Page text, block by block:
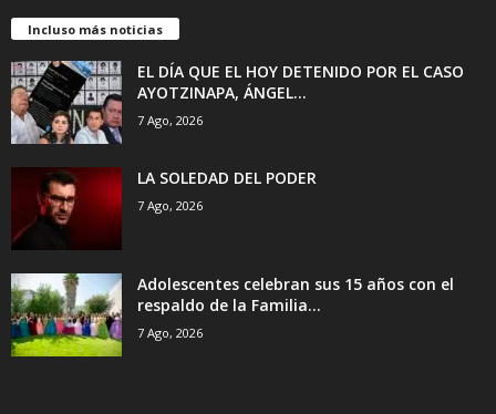
Incluso más noticias
EL DÍA QUE EL HOY DETENIDO POR EL CASO
AYOTZINAPA, ÁNGEL...
7 Ago, 2026
LA SOLEDAD DEL PODER
7 Ago, 2026
Adolescentes celebran sus 15 años con el
respaldo de la Familia...
7 Ago, 2026